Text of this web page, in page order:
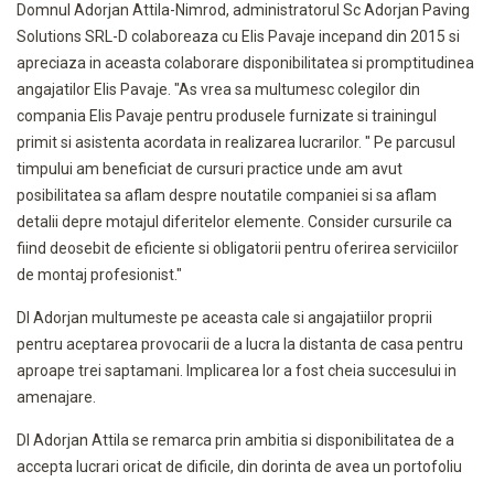
Domnul Adorjan Attila-Nimrod, administratorul Sc Adorjan Paving
Solutions SRL-D colaboreaza cu Elis Pavaje incepand din 2015 si
apreciaza in aceasta colaborare disponibilitatea si promptitudinea
angajatilor Elis Pavaje. "As vrea sa multumesc colegilor din
compania Elis Pavaje pentru produsele furnizate si trainingul
primit si asistenta acordata in realizarea lucrarilor. " Pe parcusul
timpului am beneficiat de cursuri practice unde am avut
posibilitatea sa aflam despre noutatile companiei si sa aflam
detalii depre motajul diferitelor elemente. Consider cursurile ca
fiind deosebit de eficiente si obligatorii pentru oferirea serviciilor
de montaj profesionist."
Dl Adorjan multumeste pe aceasta cale si angajatiilor proprii
pentru aceptarea provocarii de a lucra la distanta de casa pentru
aproape trei saptamani. Implicarea lor a fost cheia succesului in
amenajare.
Dl Adorjan Attila se remarca prin ambitia si disponibilitatea de a
accepta lucrari oricat de dificile, din dorinta de avea un portofoliu